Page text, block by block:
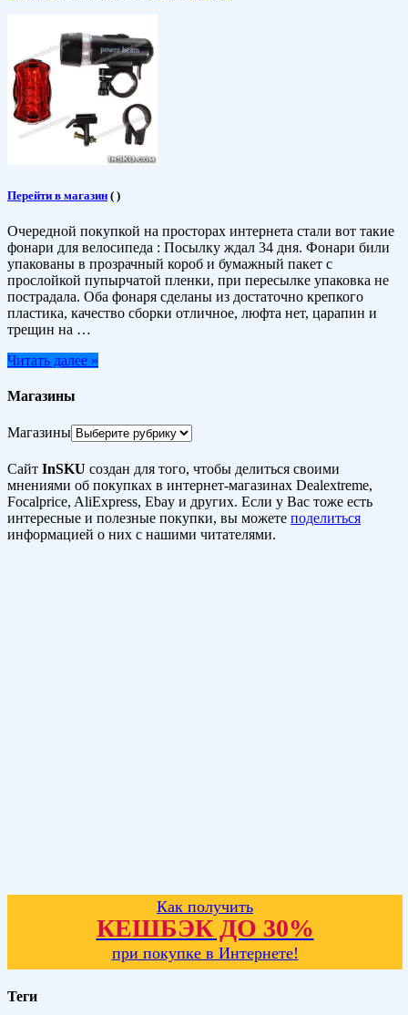
Перейти в магазин ( )
Очередной покупкой на просторах интернета стали вот такие
фонари для велосипеда : Посылку ждал 34 дня. Фонари били
упакованы в прозрачный короб и бумажный пакет с
прослойкой пупырчатой пленки, при пересылке упаковка не
пострадала. Оба фонаря сделаны из достаточно крепкого
пластика, качество сборки отличное, люфта нет, царапин и
трещин на …
Читать далее »
Магазины
Магазины
Сайт InSKU создан для того, чтобы делиться своими
мнениями об покупках в интернет-магазинах Dealextreme,
Focalprice, AliExpress, Ebay и других. Если у Вас тоже есть
интересные и полезные покупки, вы можете поделиться
информацией о них с нашими читателями.
Как получить
КЕШБЭК ДО 30%
при покупке в Интернете!
Теги